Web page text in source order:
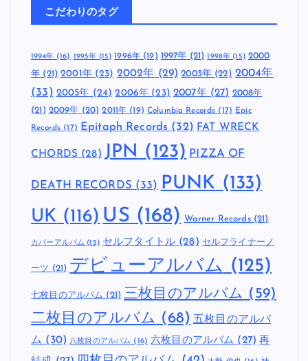
こだわりのタグ
1994年(16) 1995年 (15) 1996年(19) 1997年 (21) 1998年 (15) 2000
年 (21) 2001年(23) 2002年 (29) 2003年 (22) 2004年
(33) 2005年 (24) 2006年 (23) 2007年(27) 2008年
(21) 2009年 (20) 2011年 (19) Columbia Records (17) Epic
Records (17) Epitaph Records (32) FAT WRECK
CHORDS (28) JPN (123) PIZZA OF
DEATH RECORDS (33) PUNK (133)
UK (116) US (168) Warner Records(21)
カバーアルバム (15) セルフタイトル(28) セルフライナーノ
ーツ (21) デビューアルバム (125)
七枚目のアルバム (21) 三枚目のアルバム (59)
二枚目のアルバム (68) 五枚目のアルバ
ム (30) 八枚目のアルバム (16) 六枚目のアルバム (27) 再